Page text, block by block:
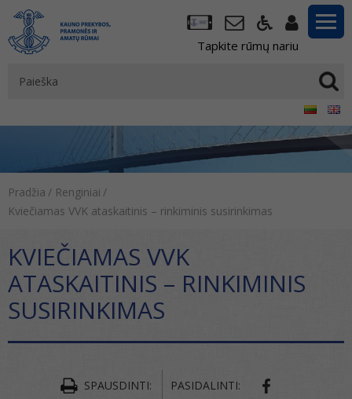
Tapkite rūmų nariu
Pradžia / Renginiai /
Kviečiamas VVK ataskaitinis – rinkiminis susirinkimas
KVIEČIAMAS VVK
ATASKAITINIS – RINKIMINIS
SUSIRINKIMAS
SPAUSDINTI: PASIDALINTI: